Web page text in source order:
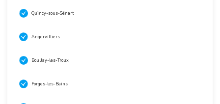
Quincy-sous-Sénart
Angervilliers
Boullay-les-Troux
Forges-les-Bains